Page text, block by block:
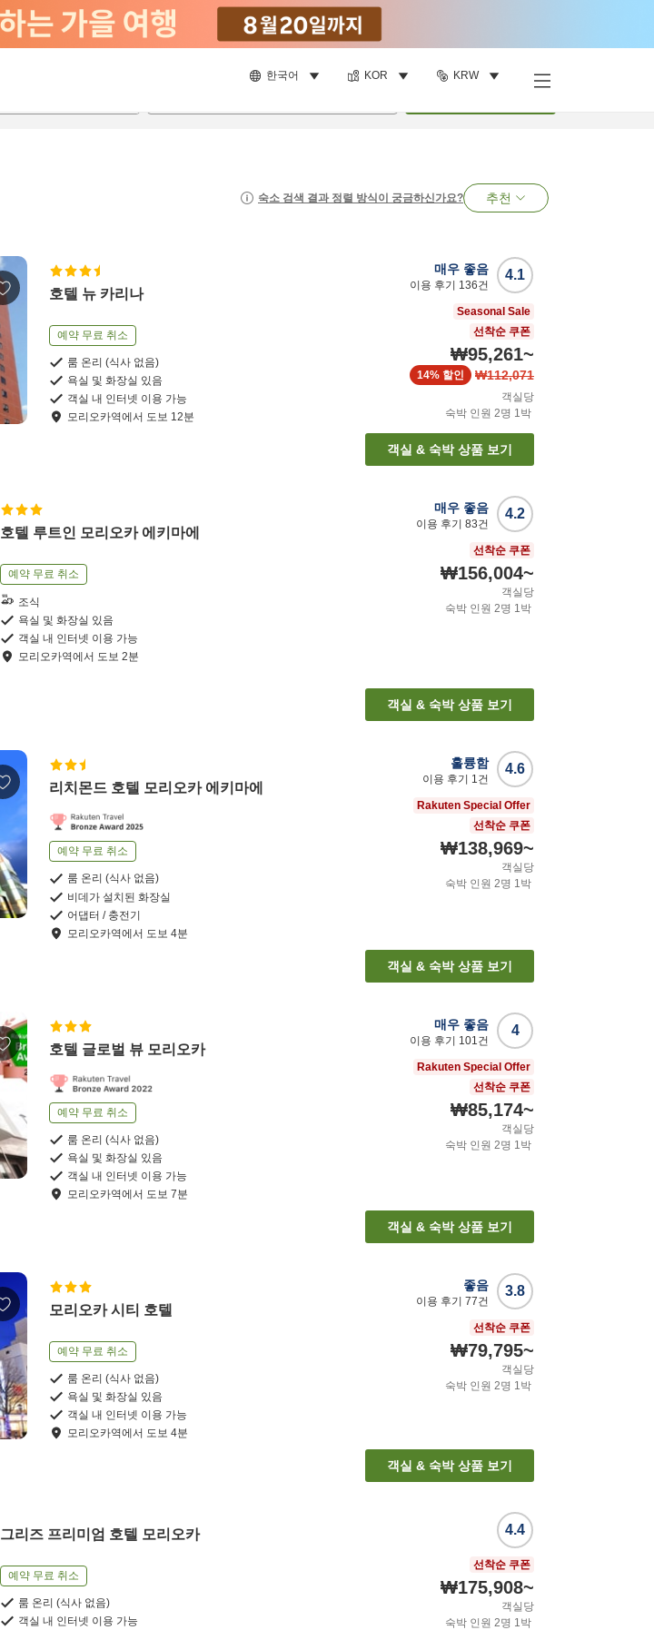
한국어 KOR KRW
숙소 검색 결과 정렬 방식이 궁금하신가요? 추천
호텔 뉴 카리나
예약 무료 취소
룸 온리 (식사 없음)
욕실 및 화장실 있음
객실 내 인터넷 이용 가능
모리오카역에서 도보 12분
4.1
매우 좋음
이용 후기 136건
Seasonal Sale
선착순 쿠폰
₩95,261~
₩112,071
14% 할인
객실당
숙박 인원 2명 1박
객실 & 숙박 상품 보기
호텔 루트인 모리오카 에키마에
예약 무료 취소
조식
욕실 및 화장실 있음
객실 내 인터넷 이용 가능
모리오카역에서 도보 2분
4.2
매우 좋음
이용 후기 83건
선착순 쿠폰
₩156,004~
객실당
숙박 인원 2명 1박
객실 & 숙박 상품 보기
리치몬드 호텔 모리오카 에키마에
예약 무료 취소
룸 온리 (식사 없음)
비데가 설치된 화장실
어댑터 / 충전기
모리오카역에서 도보 4분
4.6
훌륭함
이용 후기 1건
Rakuten Special Offer
선착순 쿠폰
₩138,969~
객실당
숙박 인원 2명 1박
객실 & 숙박 상품 보기
호텔 글로벌 뷰 모리오카
예약 무료 취소
룸 온리 (식사 없음)
욕실 및 화장실 있음
객실 내 인터넷 이용 가능
모리오카역에서 도보 7분
4
매우 좋음
이용 후기 101 건
Rakuten Special Offer
선착순 쿠폰
₩85,174~
객실당
숙박 인원 2명 1 박
객실 & 숙박 상품 보기
모리오카 시티 호텔
예약 무료 취소
룸 온리 (식사 없음)
욕실 및 화장실 있음
객실 내 인터넷 이용 가능
모리오카역에서 도보 4분
3.8
좋음
이용 후기 77건
선착순 쿠폰
₩79,795~
객실당
숙박 인원 2명 1 박
객실 & 숙박 상품 보기
그리즈 프리미엄 호텔 모리오카
예약 무료 취소
룸 온리 (식사 없음)
객실 내 인터넷 이용 가능
4.4
선착순 쿠폰
₩175,908~
객실당
숙박 인원 2명 1 박